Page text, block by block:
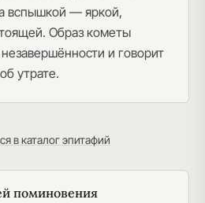
вспышкой — яркой,
Образ кометы
и говорит
утрате.
в каталог эпитафий
поминовения